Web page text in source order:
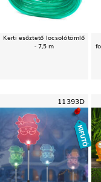
Kerti esőztető locsolótömlő
- 7,5 m
11393D